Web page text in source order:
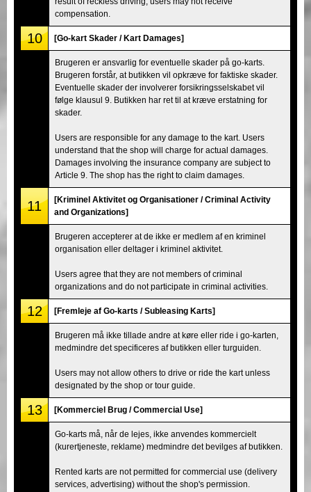
compensation.
10 [Go-kart Skader / Kart Damages]
Brugeren er ansvarlig for eventuelle skader på go-karts.
Brugeren forstår, at butikken vil opkræve for faktiske skader.
Eventuelle skader der involverer forsikringsselskabet vil
følge klausul 9. Butikken har ret til at kræve erstatning for
skader.
Users are responsible for any damage to the kart. Users
understand that the shop will charge for actual damages.
Damages involving the insurance company are subject to
Article 9. The shop has the right to claim damages.
11
[Kriminel Aktivitet og Organisationer / Criminal Activity
and Organizations]
Brugeren accepterer at de ikke er medlem af en kriminel
organisation eller deltager i kriminel aktivitet.
Users agree that they are not members of criminal
organizations and do not participate in criminal activities.
12 [Fremleje af Go-karts / Subleasing Karts]
Brugeren må ikke tillade andre at køre eller ride i go-karten,
medmindre det specificeres af butikken eller turguiden.
Users may not allow others to drive or ride the kart unless
designated by the shop or tour guide.
13 [Kommerciel Brug / Commercial Use]
Go-karts må, når de lejes, ikke anvendes kommercielt
(kurertjeneste, reklame) medmindre det bevilges af butikken.
Rented karts are not permitted for commercial use (delivery
services, advertising) without the shop's permission.